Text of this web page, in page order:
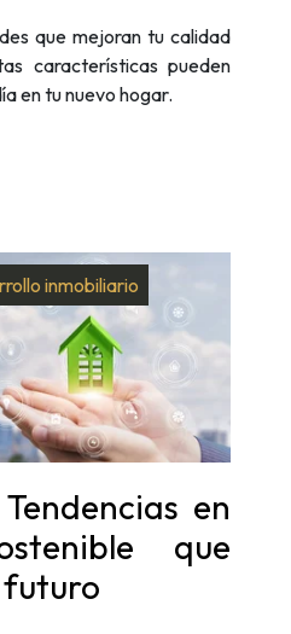
que mejoran tu calidad
características pueden
en tu nuevo hogar.
inmobiliario
en
que